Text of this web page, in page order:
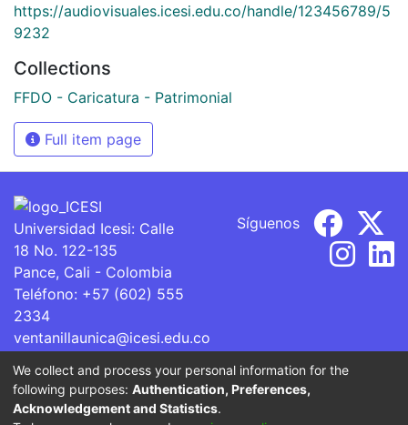
https://audiovisuales.icesi.edu.co/handle/123456789/5
9232
Collections
FFDO - Caricatura - Patrimonial
Full item page
Universidad Icesi: Calle
18 No. 122-135
Pance, Cali - Colombia
Teléfono: +57 (602) 555
2334
ventanillaunica@icesi.edu.co
Síguenos
La Universidad Icesi es una Institución de Educación
Superior que se encuentra sujeta a inspección y vigilancia
We collect and process your personal information for the
following purposes: Authentication, Preferences,
Acknowledgement and Statistics.